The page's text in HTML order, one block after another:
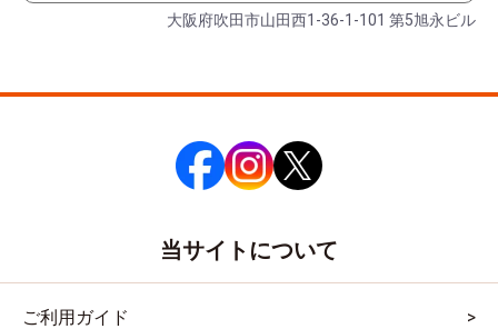
大阪府吹田市山田西1-36-1-101 第5旭永ビル
当サイトについて
ご利用ガイド